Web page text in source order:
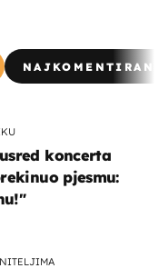
koncerta
pjesmu: